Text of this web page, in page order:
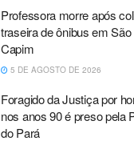
Professora morre após
traseira de ônibus em
Capim
5 DE AGOSTO DE 2026
Foragido da Justiça por
nos anos 90 é preso pela
do Pará